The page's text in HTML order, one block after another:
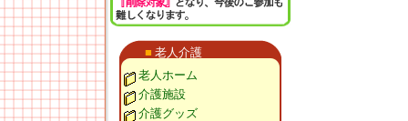
■ 老人介護
老人ホーム
介護施設
介護グッズ